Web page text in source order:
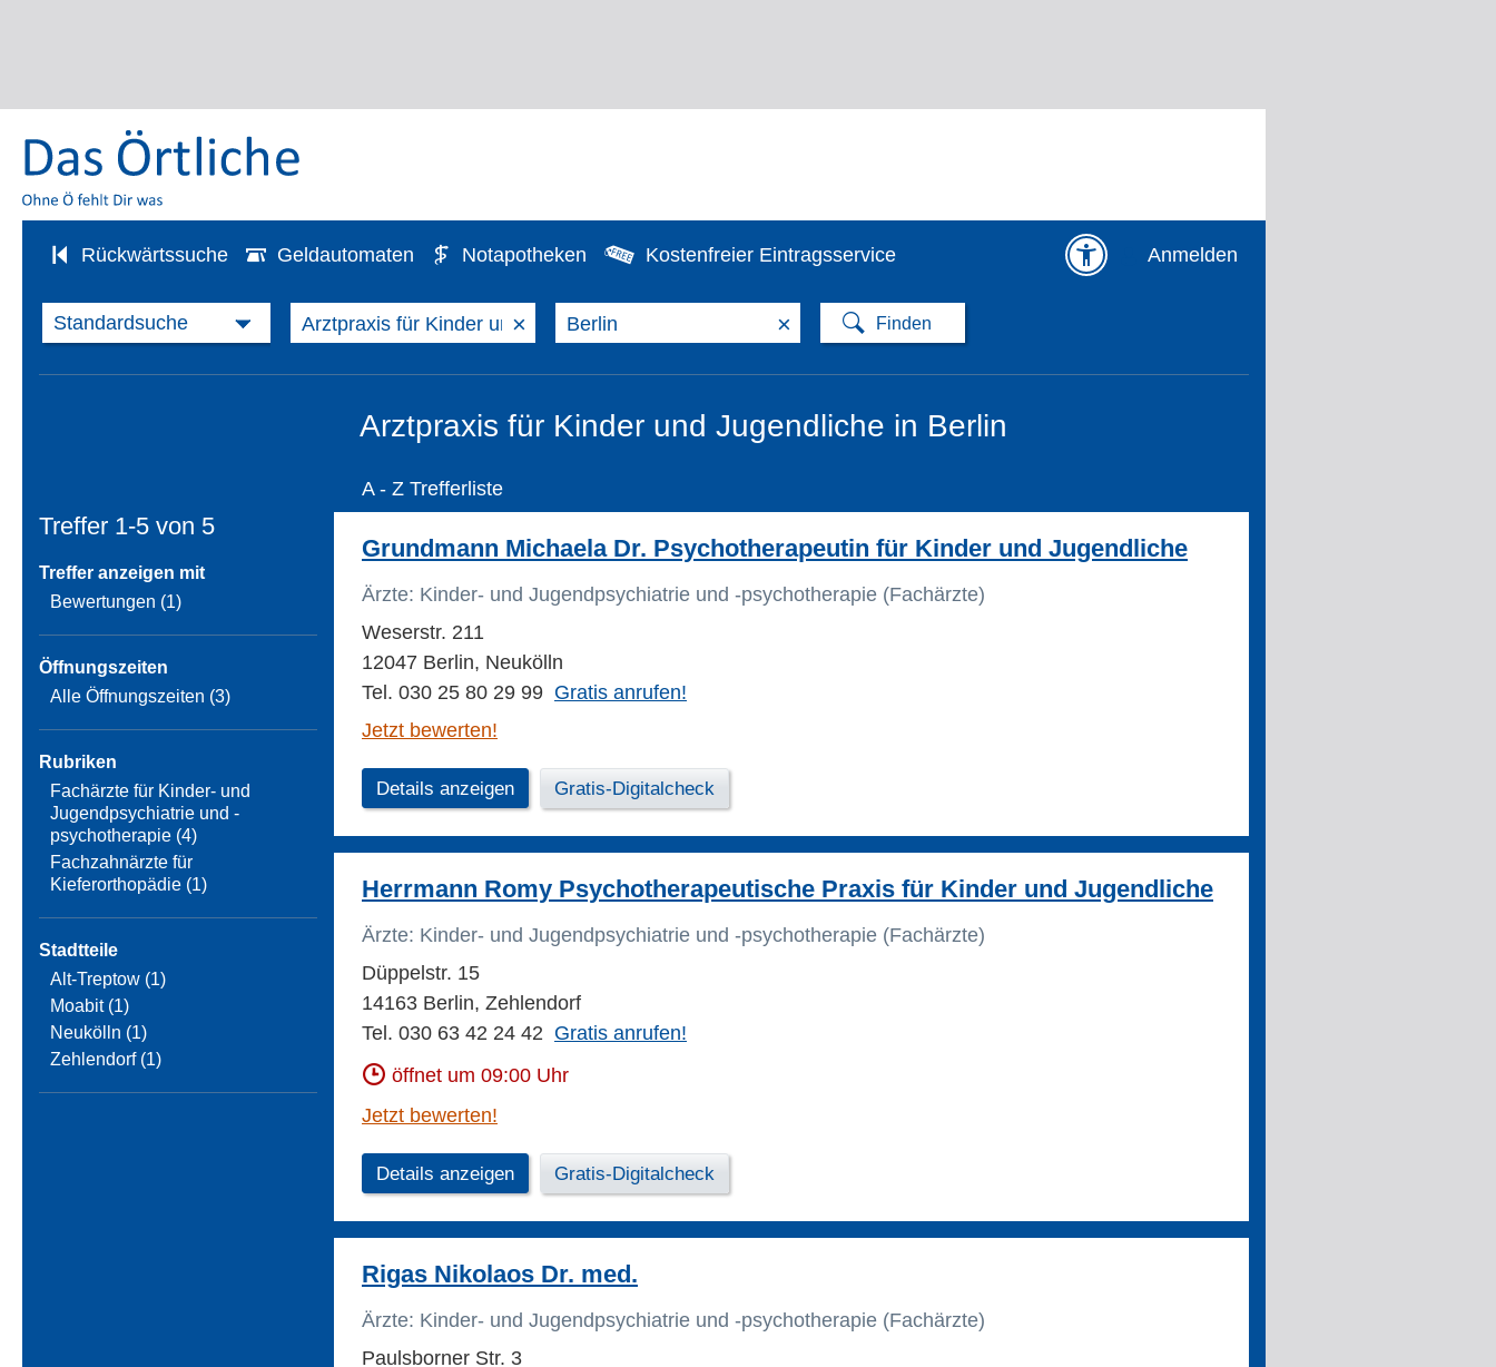
Rückwärtssuche Geldautomaten Notapotheken Kostenfreier Eintragsservice Anmelden
× ×
Arztpraxis für Kinder und Jugendliche in Berlin
Treffer 1-5 von 5
Treffer anzeigen mit
Bewertungen (1)
Öffnungszeiten
Alle Öffnungszeiten (3)
Rubriken
Fachärzte für Kinder- und
Jugendpsychiatrie und -
psychotherapie (4)
Fachzahnärzte für
Kieferorthopädie (1)
Stadtteile
Alt-Treptow (1)
Moabit (1)
Neukölln (1)
Zehlendorf (1)
A - Z Trefferliste
Grundmann Michaela Dr. Psychotherapeutin für Kinder und Jugendliche
Ärzte: Kinder- und Jugendpsychiatrie und -psychotherapie (Fachärzte)
Weserstr. 211
12047 Berlin, Neukölln
Tel. 030 25 80 29 99 Gratis anrufen!
Jetzt bewerten!
Details anzeigen Gratis-Digitalcheck
Herrmann Romy Psychotherapeutische Praxis für Kinder und Jugendliche
Ärzte: Kinder- und Jugendpsychiatrie und -psychotherapie (Fachärzte)
Düppelstr. 15
14163 Berlin, Zehlendorf
Tel. 030 63 42 24 42 Gratis anrufen!
öffnet um 09:00 Uhr
Jetzt bewerten!
Details anzeigen Gratis-Digitalcheck
Rigas Nikolaos Dr. med.
Ärzte: Kinder- und Jugendpsychiatrie und -psychotherapie (Fachärzte)
Paulsborner Str. 3